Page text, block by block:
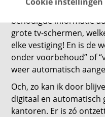
doorgezet is naar
benodigde informatie
grote tv-schermen,
elke vestiging! En is de
onder voorbehoud” of
weer automatisch
Och, zo kan ik door
digitaal en automatisch
kantoren. Er is zó